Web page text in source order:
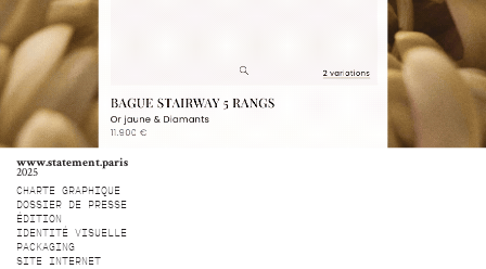
www.statement.paris
2025
CHARTE GRAPHIQUE
DOSSIER DE PRESSE
ÉDITION
IDENTITÉ VISUELLE
PACKAGING
SITE INTERNET